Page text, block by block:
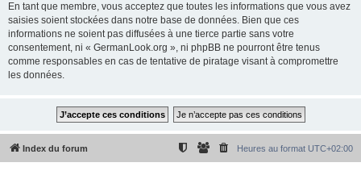
En tant que membre, vous acceptez que toutes les informations que vous avez
saisies soient stockées dans notre base de données. Bien que ces
informations ne soient pas diffusées à une tierce partie sans votre
consentement, ni « GermanLook.org », ni phpBB ne pourront être tenus
comme responsables en cas de tentative de piratage visant à compromettre
les données.
Index du forum Heures au format UTC+02:00